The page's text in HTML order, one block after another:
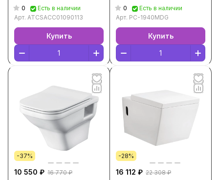
выпуск,
ATCSACC01090113]
0
Есть в наличии
Арт. ATCSACC01090113
Купить
Горизонтальный выпуск,
PC-1940MDG]
0
Есть в наличии
Арт. PC-1940MDG
Купить
-37%
10 550 ₽ 16 770 ₽
-28%
16 112 ₽ 22 308 ₽